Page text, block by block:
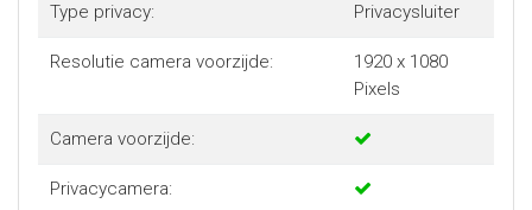
Type privacy: Privacysluiter
Resolutie camera voorzijde:
1920 x 1080
Pixels
Camera voorzijde:
Privacycamera: